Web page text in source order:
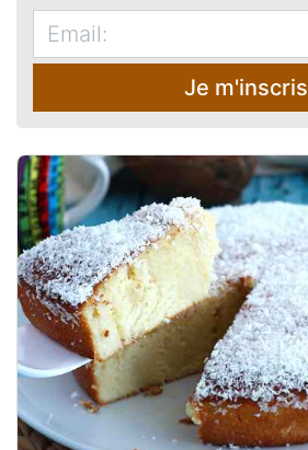
Je m'inscris